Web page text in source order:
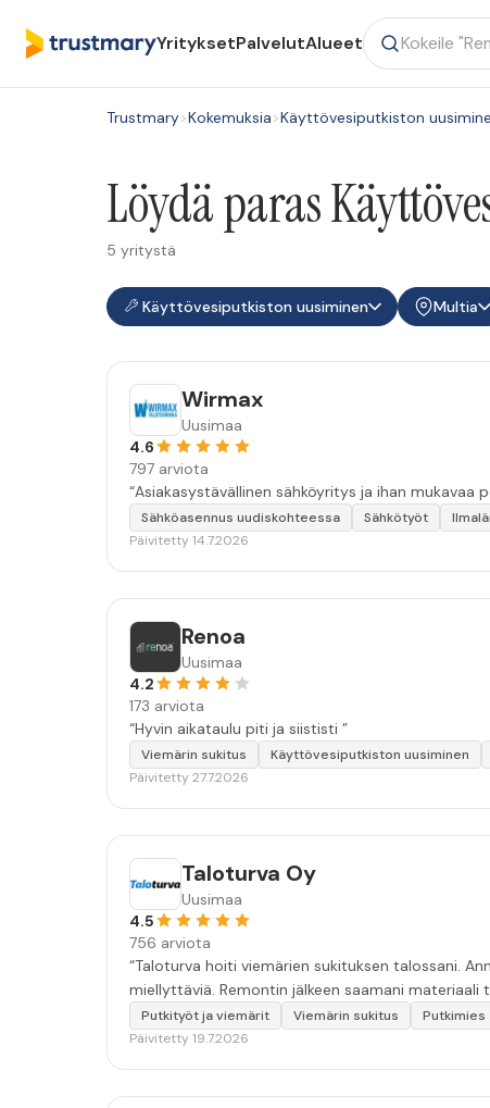
YrityksetPalvelutAlueet
Trustmary>Kokemuksia>Käyttövesiputkiston
Löydä paras
5 yritystä
Käyttövesiputkiston uusiminen Multia
Wirmax
Uusimaa
4.6
797 arviota
Sähköasennus uudiskohteessa Sähkötyöt
Päivitetty 14.7.2026
Renoa
Uusimaa
4.2
173 arviota
“Hyvin aikataulu piti ja siististi ”
Viemärin sukitus Käyttövesiputkiston uusiminen
Päivitetty 27.7.2026
Taloturva Oy
Uusimaa
4.5
756 arviota
“Taloturva hoiti viemärien sukituksen talossani.
miellyttäviä. Remontin jälkeen saamani
Putkityöt ja viemärit Viemärin sukitus
Putkimies
Päivitetty 19.7.2026